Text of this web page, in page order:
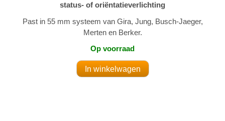
status- of oriëntatieverlichting
Past in 55 mm systeem van Gira, Jung, Busch-Jaeger,
Merten en Berker.
Op voorraad